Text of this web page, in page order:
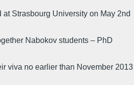
Strasbourg University on May 2nd
Nabokov students – PhD
viva no earlier than November 2013